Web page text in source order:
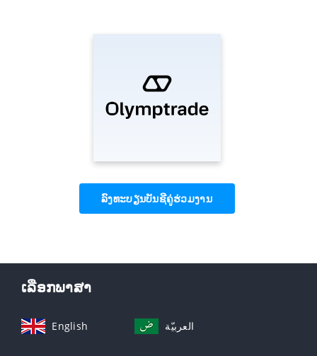
ລົງທະບຽນບັນຊີຄູ່ຮ່ວມງານ
ເລືອກພາສາ
English العربيّة